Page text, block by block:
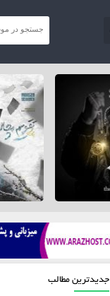
جدیدترین مطالب